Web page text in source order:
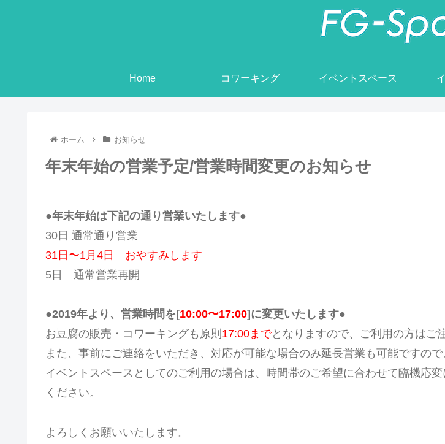
Home コワーキング イベントスペース
ホーム お知らせ
年末年始の営業予定/営業時間変更のお知らせ
●年末年始は下記の通り営業いたします●
30日 通常通り営業
31日〜1月4日 おやすみします
5日 通常営業再開
●2019年より、営業時間を[10:00〜17:00]に変更いたします●
お豆腐の販売・コワーキングも原則 17:00までとなりますので、ご利用の方はご
また、事前にご連絡をいただき、対応が可能な場合のみ延長営業も可能ですの
イベントスペースとしてのご利用の場合は、時間帯のご希望に合わせて臨機応
ください。
よろしくお願いいたします。